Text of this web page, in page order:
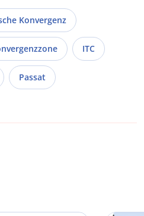
Konvergenz
ITC
Passat